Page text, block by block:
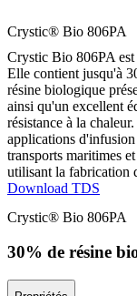
Crystic® Bio 806PA
Crystic Bio 806PA est
Elle contient jusqu'à
résine biologique
ainsi qu'un excellent
résistance à la
applications
transports maritimes
utilisant la fabrication
Download TDS
Crystic® Bio 806PA
30% de résine